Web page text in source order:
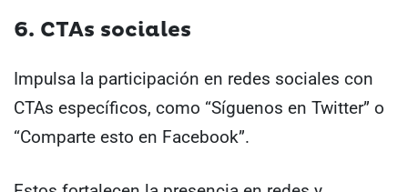
6. CTAs sociales
Impulsa la participación en redes sociales con
CTAs específicos, como “Síguenos en Twitter” o
“Comparte esto en Facebook”.